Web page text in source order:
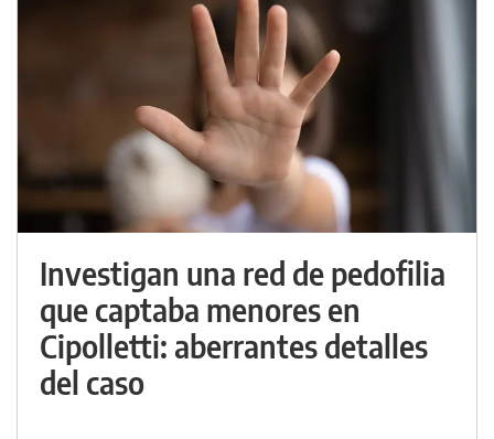
Investigan una red de pedofilia
que captaba menores en
Cipolletti: aberrantes detalles
del caso